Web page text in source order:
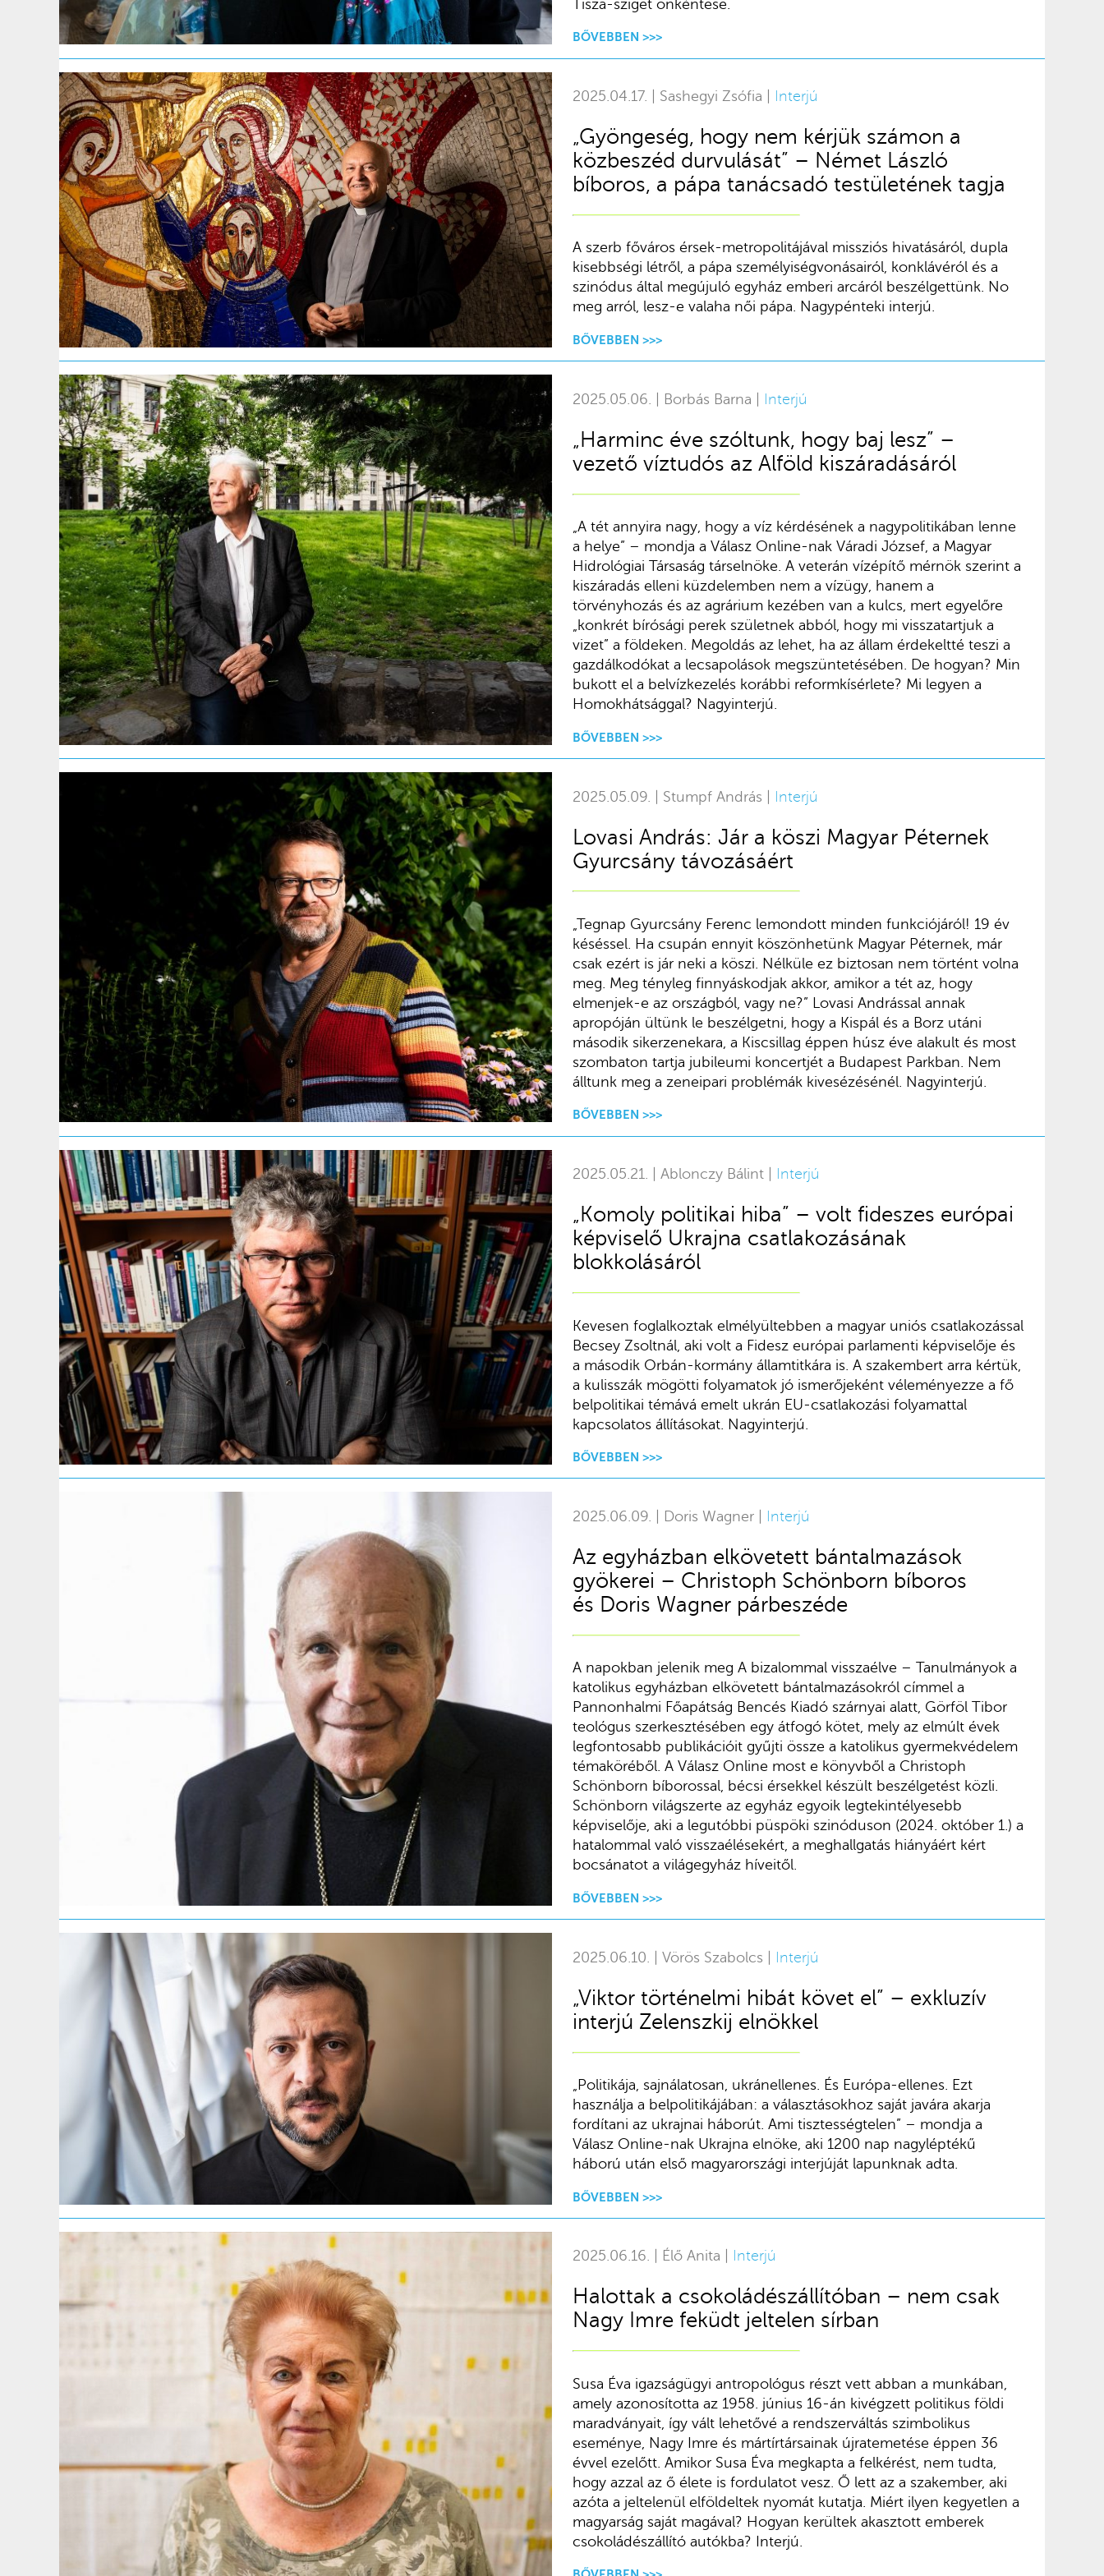
2025.06.16. | Élő Anita | Interjú
Halottak a csokoládészállítóban – nem csak
Nagy Imre feküdt jeltelen sírban
Susa Éva igazságügyi antropológus részt vett abban a munkában,
amely azonosította az 1958. június 16-án kivégzett politikus földi
maradványait, így vált lehetővé a rendszerváltás szimbolikus
eseménye, Nagy Imre és mártírtársainak újratemetése éppen 36
évvel ezelőtt. Amikor Susa Éva megkapta a felkérést, nem tudta,
hogy azzal az ő élete is fordulatot vesz. Ő lett az a szakember, aki
azóta a jeltelenül elföldeltek nyomát kutatja. Miért ilyen kegyetlen a
magyarság saját magával? Hogyan kerültek akasztott emberek
csokoládészállító autókba? Interjú.
2025.06.10. | Vörös Szabolcs | Interjú
„Viktor történelmi hibát követ el” – exkluzív
interjú Zelenszkij elnökkel
„Politikája, sajnálatosan, ukránellenes. És Európa-ellenes. Ezt
használja a belpolitikájában: a választásokhoz saját javára akarja
fordítani az ukrajnai háborút. Ami tisztességtelen” – mondja a
Válasz Online-nak Ukrajna elnöke, aki 1200 nap nagyléptékű
háború után első magyarországi interjúját lapunknak adta.
BŐVEBBEN >>>
2025.06.09. | Doris Wagner | Interjú
Az egyházban elkövetett bántalmazások
gyökerei – Christoph Schönborn bíboros
és Doris Wagner párbeszéde
A napokban jelenik meg A bizalommal visszaélve – Tanulmányok a
katolikus egyházban elkövetett bántalmazásokról címmel a
Pannonhalmi Főapátság Bencés Kiadó szárnyai alatt, Görföl Tibor
teológus szerkesztésében egy átfogó kötet, mely az elmúlt évek
legfontosabb publikációit gyűjti össze a katolikus gyermekvédelem
témaköréből. A Válasz Online most e könyvből a Christoph
Schönborn bíborossal, bécsi érsekkel készült beszélgetést közli.
Schönborn világszerte az egyház egyoik legtekintélyesebb
képviselője, aki a legutóbbi püspöki szinóduson (2024. október 1.) a
hatalommal való visszaélésekért, a meghallgatás hiányáért kért
bocsánatot a világegyház híveitől.
BŐVEBBEN >>>
2025.05.21. | Ablonczy Bálint | Interjú
„Komoly politikai hiba” – volt fideszes európai
képviselő Ukrajna csatlakozásának
blokkolásáról
Kevesen foglalkoztak elmélyültebben a magyar uniós csatlakozással
Becsey Zsoltnál, aki volt a Fidesz európai parlamenti képviselője és
a második Orbán-kormány államtitkára is. A szakembert arra kértük,
a kulisszák mögötti folyamatok jó ismerőjeként véleményezze a fő
belpolitikai témává emelt ukrán EU-csatlakozási folyamattal
kapcsolatos állításokat. Nagyinterjú.
BŐVEBBEN >>>
2025.05.09. | Stumpf András | Interjú
Lovasi András: Jár a köszi Magyar Péternek
Gyurcsány távozásáért
„Tegnap Gyurcsány Ferenc lemondott minden funkciójáról! 19 év
késéssel. Ha csupán ennyit köszönhetünk Magyar Péternek, már
csak ezért is jár neki a köszi. Nélküle ez biztosan nem történt volna
meg. Meg tényleg finnyáskodjak akkor, amikor a tét az, hogy
elmenjek-e az országból, vagy ne?” Lovasi Andrással annak
apropóján ültünk le beszélgetni, hogy a Kispál és a Borz utáni
második sikerzenekara, a Kiscsillag éppen húsz éve alakult és most
szombaton tartja jubileumi koncertjét a Budapest Parkban. Nem
álltunk meg a zeneipari problémák kivesézésénél. Nagyinterjú.
BŐVEBBEN >>>
2025.05.06. | Borbás Barna | Interjú
„Harminc éve szóltunk, hogy baj lesz” –
vezető víztudós az Alföld kiszáradásáról
„A tét annyira nagy, hogy a víz kérdésének a nagypolitikában lenne
a helye” – mondja a Válasz Online-nak Váradi József, a Magyar
Hidrológiai Társaság társelnöke. A veterán vízépítő mérnök szerint a
kiszáradás elleni küzdelemben nem a vízügy, hanem a
törvényhozás és az agrárium kezében van a kulcs, mert egyelőre
„konkrét bírósági perek születnek abból, hogy mi visszatartjuk a
vizet” a földeken. Megoldás az lehet, ha az állam érdekeltté teszi a
gazdálkodókat a lecsapolások megszüntetésében. De hogyan? Min
bukott el a belvízkezelés korábbi reformkísérlete? Mi legyen a
Homokhátsággal? Nagyinterjú.
BŐVEBBEN >>>
2025.04.17. | Sashegyi Zsófia | Interjú
„Gyöngeség, hogy nem kérjük számon a
közbeszéd durvulását” – Német László
bíboros, a pápa tanácsadó testületének tagja
A szerb főváros érsek-metropolitájával missziós hivatásáról, dupla
kisebbségi létről, a pápa személyiségvonásairól, konklávéról és a
szinódus által megújuló egyház emberi arcáról beszélgettünk. No
meg arról, lesz-e valaha női pápa. Nagypénteki interjú.
BŐVEBBEN >>>
Tisza-sziget önkéntese.
BŐVEBBEN >>>